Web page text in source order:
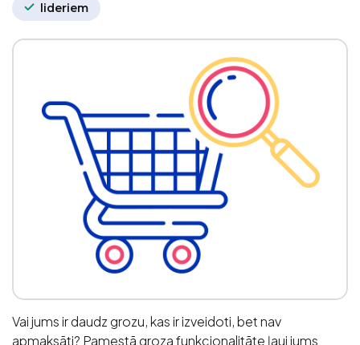
lideriem
Vai jums ir daudz grozu, kas ir izveidoti, bet nav
apmaksāti? Pamestā groza funkcionalitāte ļauj jums